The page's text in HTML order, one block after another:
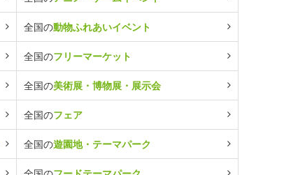
全国の動物ふれあいイベント
全国のフリーマーケット
全国の美術展・博物展・展示会
全国のフェア
全国の遊園地・テーマパーク